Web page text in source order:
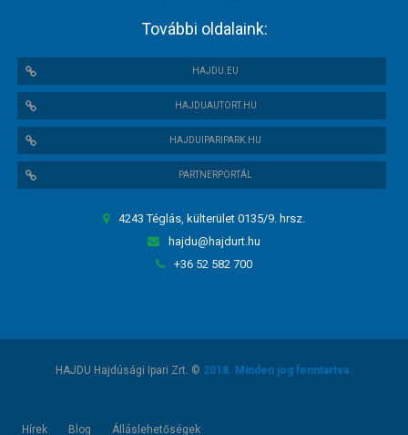
További oldalaink:
HAJDU.EU
HAJDUAUTORT.HU
HAJDUIPARIPARK.HU
PARTNERPORTÁL
4243 Téglás, külterület 0135/9. hrsz.
hajdu@hajdurt.hu
+36 52 582 700
HAJDU Hajdúsági Ipari Zrt. © 2018. Minden jog fenntartva.
Hírek Blog Álláslehetőségek